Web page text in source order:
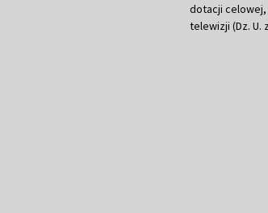
dotacji celowej,
telewizji (Dz. U.